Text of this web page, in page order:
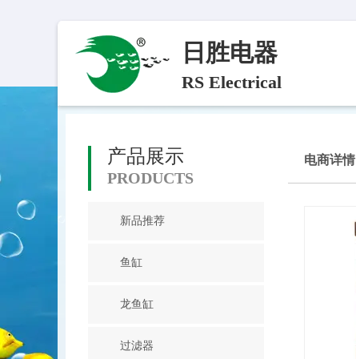
日胜电器
RS Electrical
产品展示
PRODUCTS
新品推荐
鱼缸
龙鱼缸
过滤器
电商详情